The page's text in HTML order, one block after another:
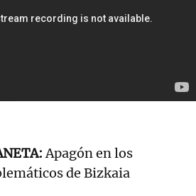
Apagón en los
de Bizkaia